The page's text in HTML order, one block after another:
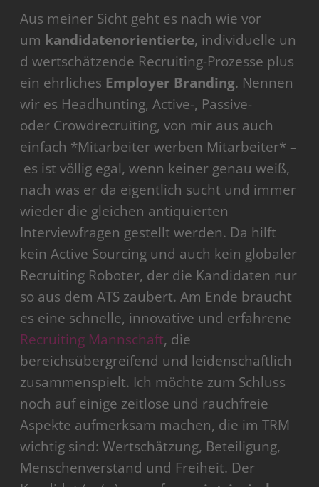
Aus meiner Sicht geht es nach wie vor
um kandidatenorientierte, individuelle un
d wertschätzende Recruiting-Prozesse plus
ein ehrliches Employer Branding. Nennen
wir es Headhunting, Active-, Passive-
oder Crowdrecruiting, von mir aus auch
einfach *Mitarbeiter werben Mitarbeiter* –
es ist völlig egal, wenn keiner genau weiß,
nach was er da eigentlich sucht und immer
wieder die gleichen antiquierten
Interviewfragen gestellt werden. Da hilft
kein Active Sourcing und auch kein globaler
Recruiting Roboter, der die Kandidaten nur
so aus dem ATS zaubert. Am Ende braucht
es eine schnelle, innovative und erfahrene
Recruiting Mannschaft, die
bereichsübergreifend und leidenschaftlich
zusammenspielt. Ich möchte zum Schluss
noch auf einige zeitlose und rauchfreie
Aspekte aufmerksam machen, die im TRM
wichtig sind: Wertschätzung, Beteiligung,
Menschenverstand und Freiheit. Der